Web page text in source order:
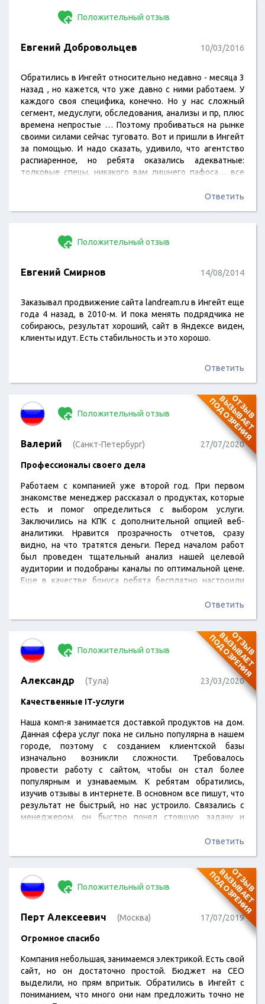
Положительный отзыв
Евгений Добровольцев 10/03/2016
Обратились в Ингейт относительно недавно - месяца 3
назад , но кажется, что уже давно с ними работаем. У
каждого своя специфика, конечно. Но у нас сложный
сегмент, медуслуги, обследования, анализы и пр, плюс
времена непростые … Поэтому пробиваться на рынке
своими силами сейчас туговато. Вот и пришли в Ингейт
за помощью. И надо сказать, удивило, что агентство
распиаренное, но ребята оказались адекватные:
толковые спецы, никакого вам лишнего пафоса… все
обманчивое впечатление, что это просто показное:
Ответить
Положительный отзыв
Евгений Смирнов 14/08/2014
Заказывал продвижение сайта landream.ru в Ингейт еще
года 4 назад, в 2010-м. И пока менять подрядчика не
собираюсь, результат хороший, сайт в Яндексе виден,
клиенты идут. Есть стабильность и это хорошо.
Ответить
О
Т
З
Ы
В
В
Ы
З
Ы
В
А
Е
Т
П
О
Д
О
З
Р
Е
Н
И
Я
Положительный отзыв
Валерий (Санкт-Петербург) 27/07/2020
Профессионалы своего дела
Работаем с компанией уже второй год. При первом
знакомстве менеджер рассказал о продуктах, которые
есть и помог определиться с выбором услуги.
Заключились на КПК с дополнительной опцией веб-
аналитики. Нравится прозрачность отчетов, сразу
видно, на что тратятся деньги. Перед началом работ
был проведен тщательный анализ нашей целевой
аудитории и подобраны каналы по оптимальной цене.
Еще в качестве бонуса ребята бесплатно настроили
любое удобное время. К сожалению не все рекламные
консервативный))
Ответить
О
Т
З
Ы
В
В
Ы
З
Ы
В
А
Е
Т
П
О
Д
О
З
Р
Е
Н
И
Я
Положительный отзыв
Александр (Тула) 23/03/2020
Качественные IT-услуги
Наша комп-я занимается доставкой продуктов на дом.
Данная сфера услуг пока не сильно популярна в нашем
городе, поэтому с созданием клиентской базы
изначально возникли сложности. Требовалось
провести работу с сайтом, чтобы он стал более
популярным и узнаваемым. К ребятам обратились,
изучив отзывы в интернете. В основном все пишут, что
результат не быстрый, но нас устроило. Связались с
менеджером, он быстро понял стоящую задачу и
невысокой стоимости лидов обеспечивается приток
Результат увидел уже на первых этапах работы по
возросшей конверсии.
Ответить
О
Т
З
Ы
В
В
Ы
З
Ы
В
А
Е
Т
П
О
Д
О
З
Р
Е
Н
И
Я
Положительный отзыв
Перт Алексеевич (Москва) 17/07/2019
Огромное спасибо
Компания небольшая, занимаемся электрикой. Есть свой
сайт, но он достаточно простой. Бюджет на СЕО
выделили, но прям впритык. Обратились в Ингейт с
пониманием, что много они нам предложить точно не